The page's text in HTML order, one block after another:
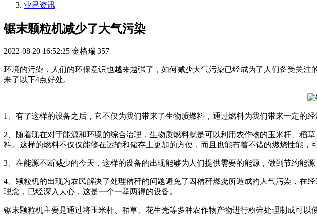
业界资讯
锯末颗粒机减少了大气污染
2022-08-20 16:52:25 金格瑞 357
环境的污染，人们的环保意识也越来越强了，如何减少大气污染已经成为了人们备受关
来了以下4点好处。
1、有了这样的设备之后，它不仅为我们带来了生物质燃料，通过燃料为我们带来一定的
2、随着现在对于能源和环境的综合治理，生物质燃料就是可以利用农作物的玉米杆、稻
料。这样的燃料不仅仅能够在运输和储存上更加的方便，而且也能有着不错的燃烧性能，
3、在能源不断减少的今天，这样的设备的出现能够为人们提供需要的能源，做到节约能
4、颗粒机的出现为农民解决了处理秸秆的问题避免了因秸秆燃烧所造成的大气污染，在
理念，已经深入人心，这是一个一举两得的设备。
锯末颗粒机主要是通过将玉米杆、稻草、花生壳等多种农作物产物进行粉碎处理制成可